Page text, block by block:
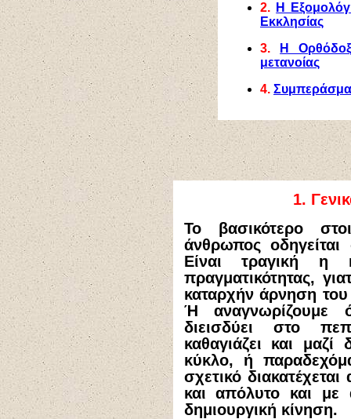
2. Η
Εκκλησίας
3.
Η
μετανοίας
4.
1.
Το βασικότερο
άνθρωπος
Είναι τραγική η
πραγματικότητας,
καταρχήν άρνηση
Ή αναγνωρίζουμε
διεισδύει στο
καθαγιάζει και
κύκλο, ή
σχετικό
και απόλυτο και με
δημιουργική κίνηση.